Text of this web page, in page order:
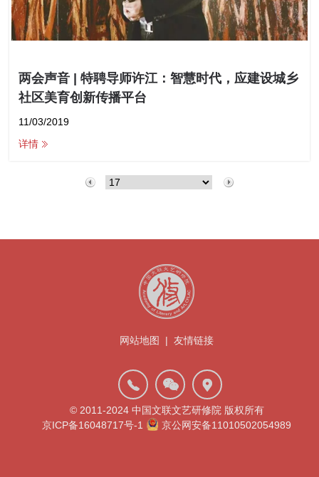
两会声音 | 特聘导师许江：智慧时代，应建设城乡
社区美育创新传播平台
11/03/2019
详情
网站地图 | 友情链接
© 2011-2024 中国文联文艺研修院 版权所有
京ICP备16048717号-1
京公网安备11010502054989